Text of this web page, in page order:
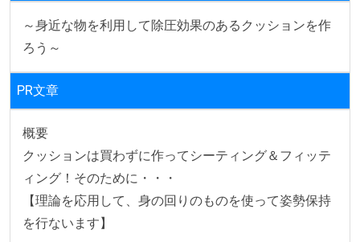
～身近な物を利用して除圧効果のあるクッションを作
ろう～
PR文章
概要
クッションは買わずに作ってシーティング＆フィッテ
ィング！そのために・・・
【理論を応用して、身の回りのものを使って姿勢保持
を行ないます】